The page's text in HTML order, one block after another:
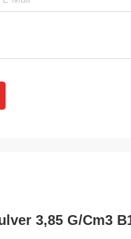
3,85 G/Cm3